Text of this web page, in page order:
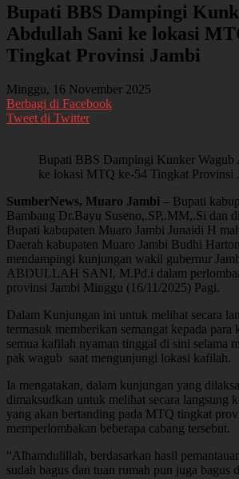
Bupati BBS Dampingi
Abdullah Sani ke lokasi
Tingkat Provinsi Jambi
Minggu, 16 November 2025
Berbagi di Facebook
Tweet di Twitter
Bupati BBS Dampingi Kunker Wagub
ke lokasi MTQ ke-54 Tingkat Provinsi
SumberNews, Muaro Jambi – Bupati
Bambang Dr.Bayu Suseno,.SP,.MM,.Si dan
Bupati kabupaten Muaro Jambi Junaidi H
Daerah kabupaten Muaro Jambi Budhi
mendampingi kunjungan wakil gubernur
ABDULLAH SANI, M.Pd.i dalam
provinsi Jambi Minggu (16/11/2025) Pagi.
Dalam Kunjungan ini untuk melihat secara
termasuk memberikan semangat kepada para
semua kafilah nyaman tinggal di sini selama
pak wagub saat mengunjungi lokasi kafilah.
Ia mengatakan, dalam kunjungan yang
dimaksudkan untuk melihat secara langsung
yang akan bertanding pada MTQ tingkat
memperlombakan beberapa cabang tersebut.
“Alhamdulillah, berdasarkan hasil
sudah bagus dan tuan rumah pun juga bagus